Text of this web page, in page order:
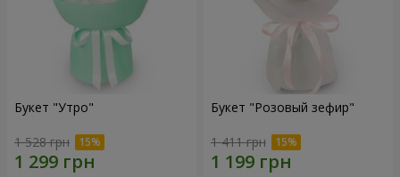
Букет "Утро"
1 528 грн
Букет "Розовый зефир"
1 411 грн